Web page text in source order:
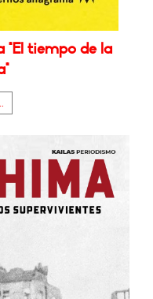
"El tiempo de la